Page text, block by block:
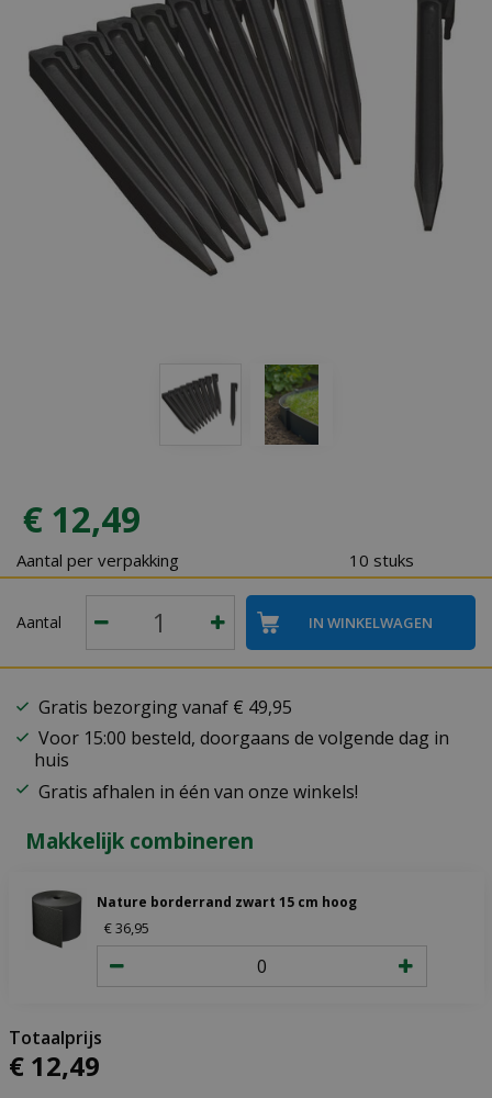
€ 12,49
Aantal per verpakking 10 stuks
Aantal
Gratis bezorging vanaf € 49,95
Voor 15:00 besteld, doorgaans de volgende dag in
huis
Gratis afhalen in één van onze winkels!
Makkelijk combineren
Nature borderrand zwart 15 cm hoog
€36 95
€ 12,49